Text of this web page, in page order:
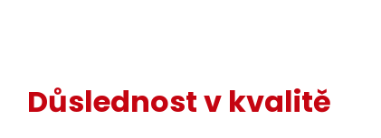
Důslednost v kvalitě